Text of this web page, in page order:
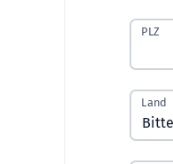
PLZ
Land